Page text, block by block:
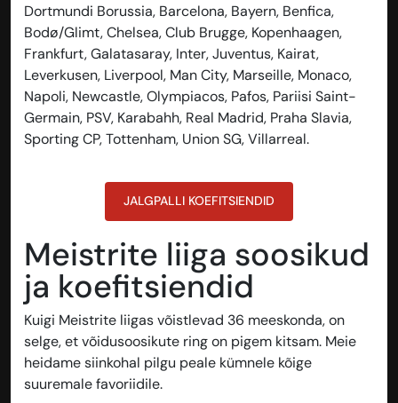
Dortmundi Borussia, Barcelona, Bayern, Benfica,
Bodø/Glimt, Chelsea, Club Brugge, Kopenhaagen,
Frankfurt, Galatasaray, Inter, Juventus, Kairat,
Leverkusen, Liverpool, Man City, Marseille, Monaco,
Napoli, Newcastle, Olympiacos, Pafos, Pariisi Saint-
Germain, PSV, Karabahh, Real Madrid, Praha Slavia,
Sporting CP, Tottenham, Union SG, Villarreal.
JALGPALLI KOEFITSIENDID
Meistrite liiga soosikud
ja koefitsiendid
Kuigi Meistrite liigas võistlevad 36 meeskonda, on
selge, et võidusoosikute ring on pigem kitsam. Meie
heidame siinkohal pilgu peale kümnele kõige
suuremale favoriidile.